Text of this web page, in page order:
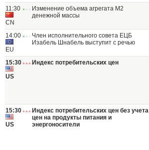
11:30
CN
Изменение объема агрегата М2
денежной массы
14:00
EU
Член исполнительного совета ЕЦБ
Изабель Шнабель выступит с речью
15:30
US
Индекс потребительских цен
15:30
US
Индекс потребительских цен без учета
цен на продукты питания и
энергоносители